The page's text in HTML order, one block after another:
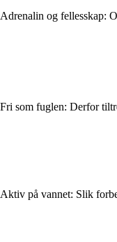
Adrenalin og fellesskap:
Fri som fuglen: Derfor
Aktiv på vannet: Slik